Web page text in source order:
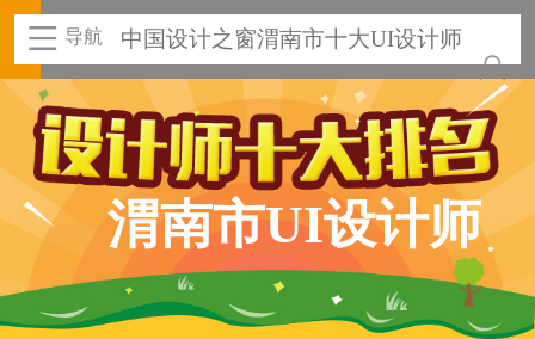
导航 中国设计之窗渭南市十大UI设计师
渭南市UI设计师